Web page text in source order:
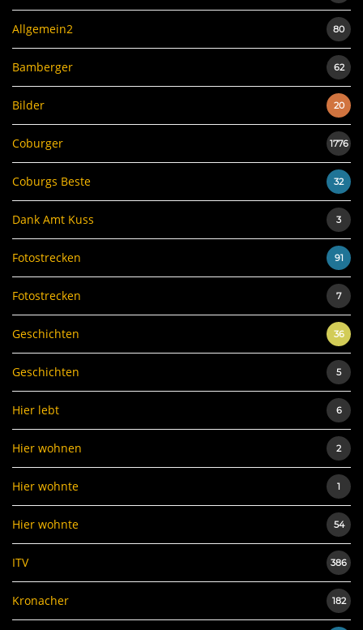
Allgemein2 80
Bamberger 62
Bilder 20
Coburger 1776
Coburgs Beste 32
Dank Amt Kuss 3
Fotostrecken 91
Fotostrecken 7
Geschichten 36
Geschichten 5
Hier lebt 6
Hier wohnen 2
Hier wohnte 1
Hier wohnte 54
ITV 386
Kronacher 182